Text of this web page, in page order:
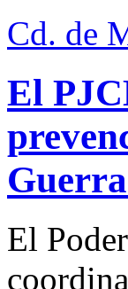
Cd. de
El
El